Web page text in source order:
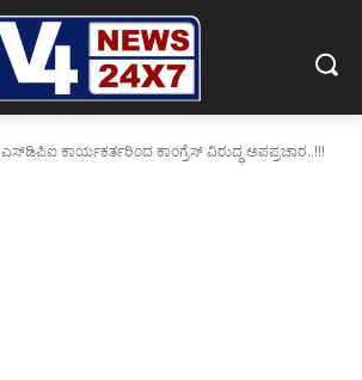
ಎಸ್‍ಡಿಪಿಐ ಕಾರ್ಯಕರ್ತರಿಂದ ಕಾಂಗ್ರೆಸ್ ವಿರುದ್ಧ ಅಪಪ್ರಚಾರ..!!!